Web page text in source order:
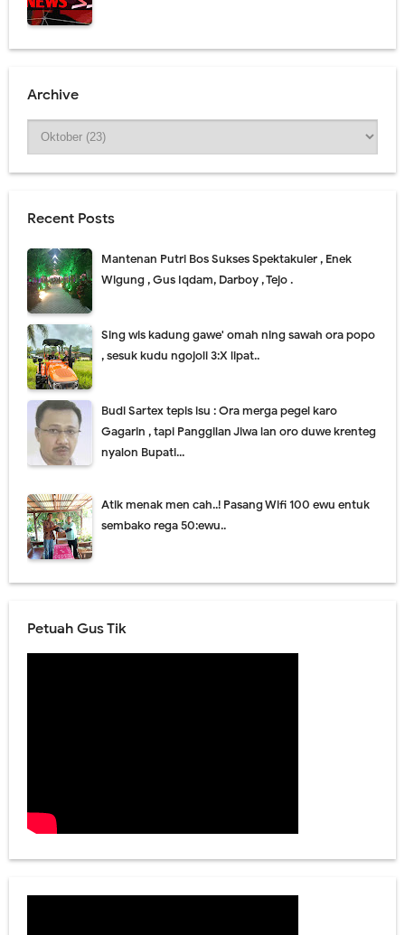
Archive
Recent Posts
Mantenan Putri Bos Sukses Spektakuler , Enek
Wigung , Gus Iqdam, Darboy , Tejo .
Sing wis kadung gawe' omah ning sawah ora popo
, sesuk kudu ngojoli 3:X lipat..
Budi Sartex tepis isu : Ora merga pegel karo
Gagarin , tapi Panggilan Jiwa lan oro duwe krenteg
nyalon Bupati...
Atik menak men cah..! Pasang Wifi 100 ewu entuk
sembako rega 50:ewu..
Petuah Gus Tik